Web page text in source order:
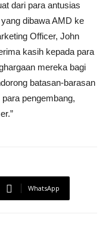
dari para antusias
dibawa AMD ke
Officer, John
kasih kepada para
mereka bagi
batasan-barasan
pengembang,
WhatsApp